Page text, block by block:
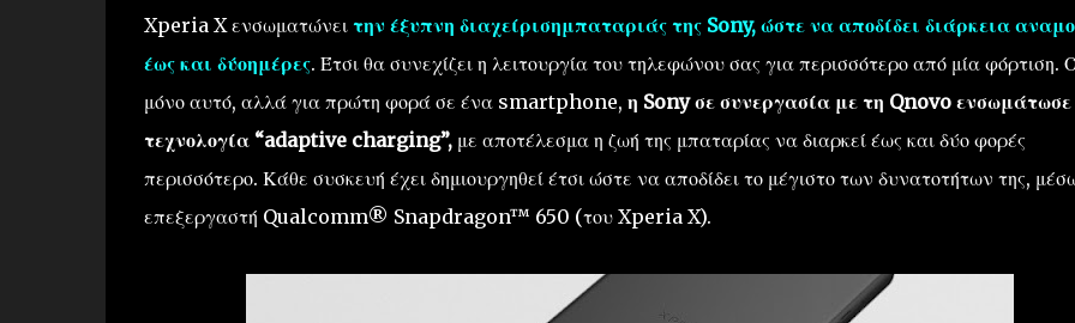
Xperia X ενσωματώνει την έξυπνη διαχείρισημπαταριάς της Sony, ώστε να αποδίδει διάρκεια
έως και δύοημέρες. Έτσι θα συνεχίζει η λειτουργία του τηλεφώνου σας για περισσότερο από μία φόρτιση.
μόνο αυτό, αλλά για πρώτη φορά σε ένα smartphone, η Sony σε συνεργασία με τη Qnovo ενσωμάτωσε
τεχνολογία “adaptive charging”,με αποτέλεσμα η ζωή της μπαταρίας να διαρκεί έως και δύο φορές
περισσότερο. Κάθε συσκευή έχει δημιουργηθεί έτσι ώστε να αποδίδει το μέγιστο των δυνατοτήτων της,
επεξεργαστή Qualcomm® Snapdragon™ 650 (του Xperia X).